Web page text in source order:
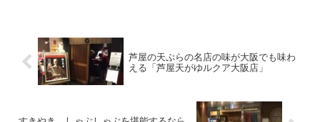
楽しめます。 おすすめは昼バル
叙々苑に行ったらお肉と一緒に
い...
芦屋の天ぷらの名店の味が大阪でも味わ
える「芦屋天がゆルクア大阪店」